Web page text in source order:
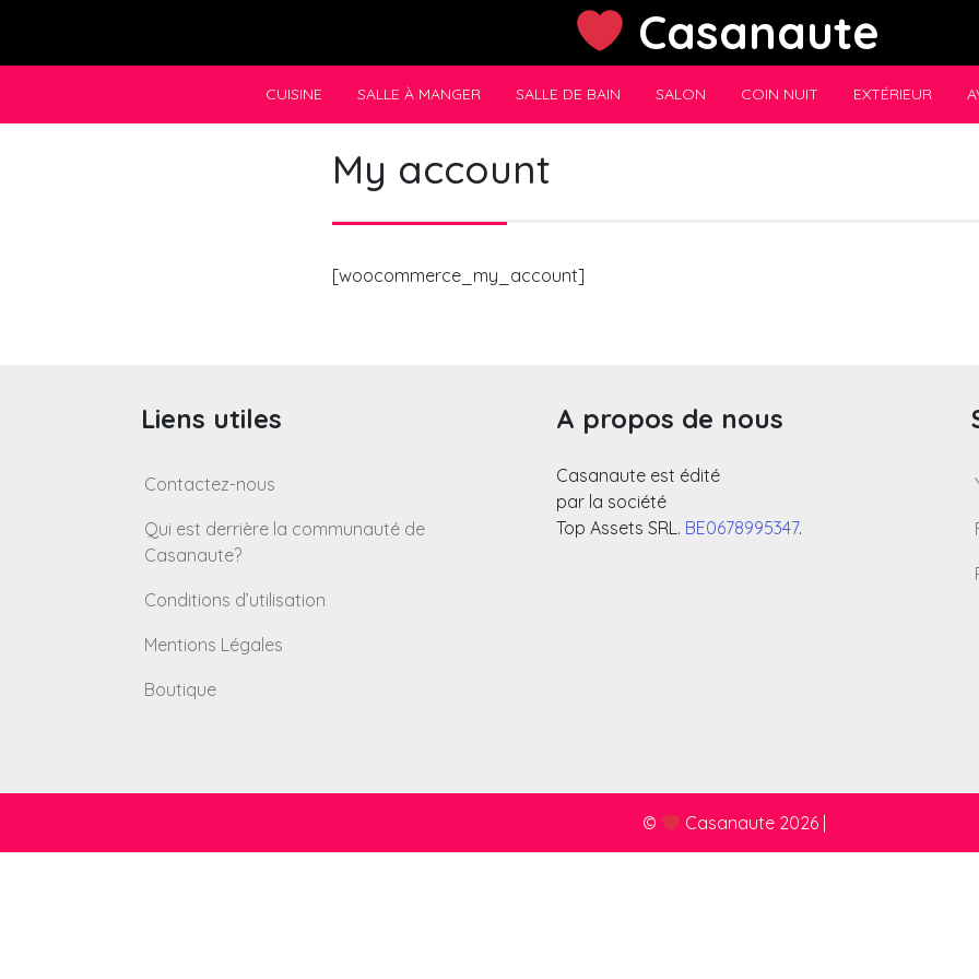
content
Casanaute
CUISINE SALLE À MANGER SALLE DE BAIN SALON COIN NUIT EXTÉRIEUR
My account
[woocommerce_my_account]
Liens utiles
Contactez-nous
Qui est derrière la communauté de
Casanaute?
Conditions d’utilisation
Mentions Légales
Boutique
A propos de nous
Casanaute est édité
par la société
Top Assets SRL. BE0678995347.
© Casanaute 2026